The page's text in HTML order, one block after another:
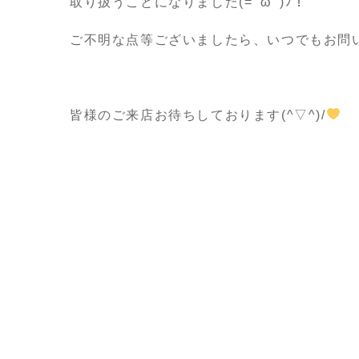
ご不明な点等ございましたら、いつでもお問
皆様のご来店お待ちしております(^▽^)/